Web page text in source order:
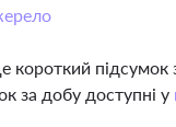
підсумок
за добу доступні у